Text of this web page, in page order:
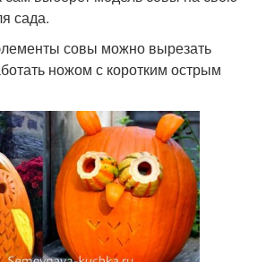
сада.
совы можно вырезать
ножом с коротким острым